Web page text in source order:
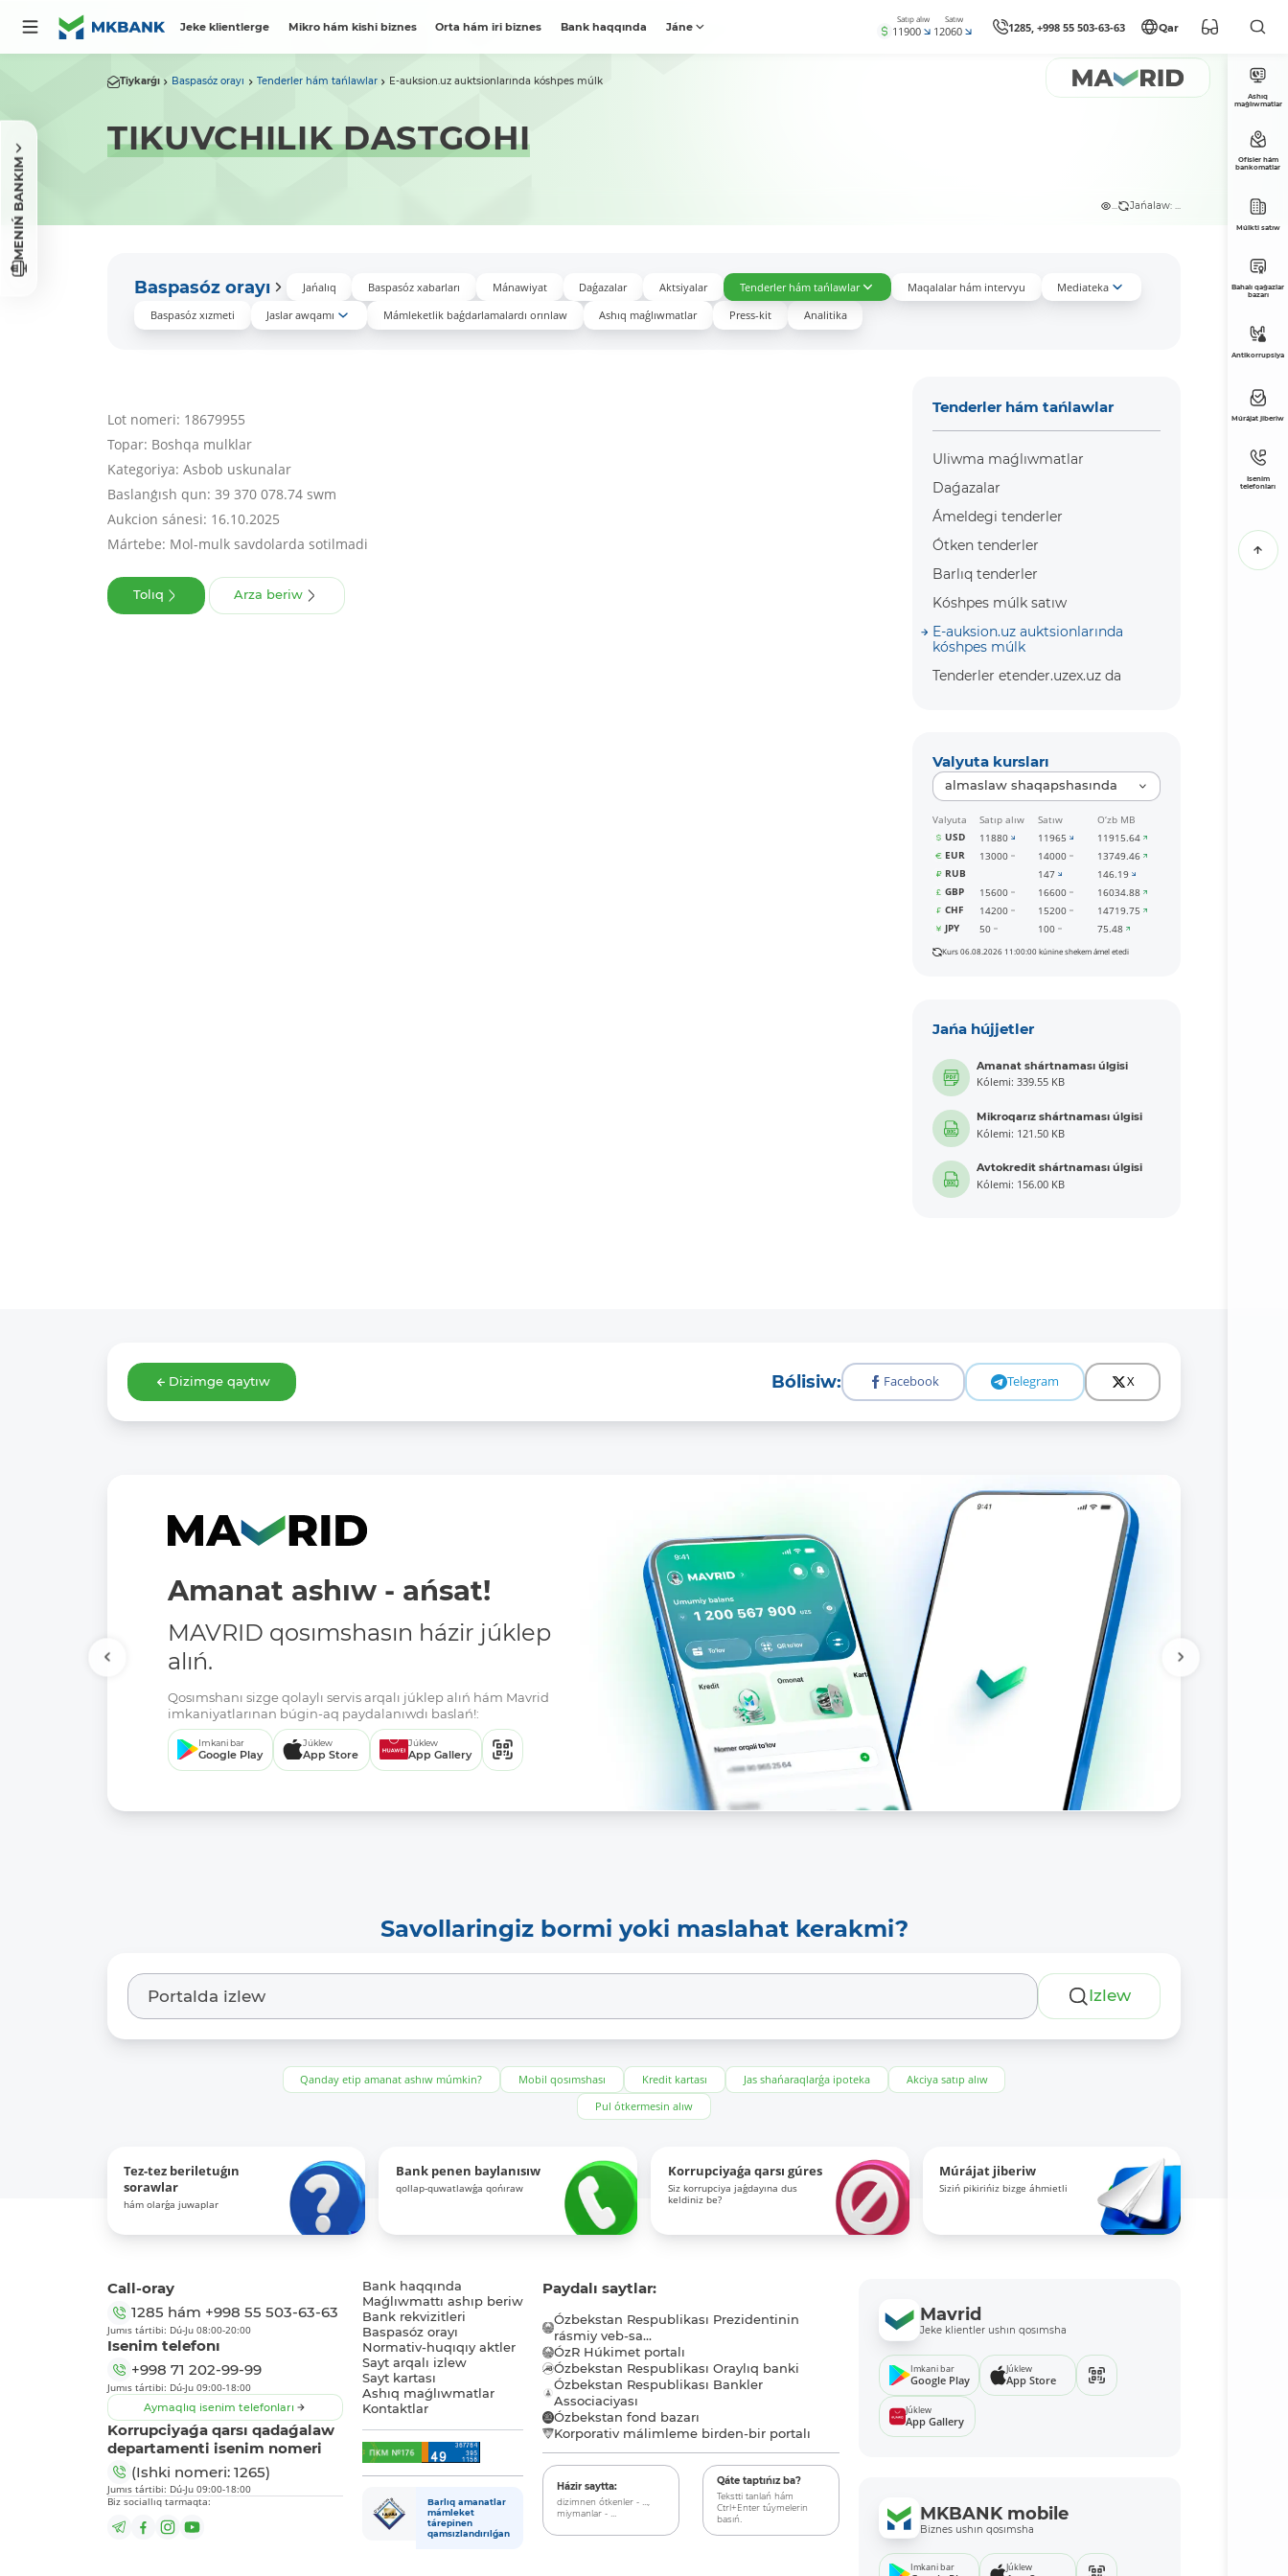
Jeke klientlerge Mikro hám kishi biznes Orta hám iri biznes Bank haqqında Jáne
Satıp alıw
11900
Satıw
12060 1285, +998 55 503-63-63 Qar
MENIŃ BANKIM
Tiykarǵı Baspasóz orayı Tenderler hám tańlawlar E-auksion.uz auktsionlarında kóshpes múlk
TIKUVCHILIK DASTGOHI
... Jańalaw: ...
Baspasóz orayı Jańalıq Baspasóz xabarları Mánawiyat Daǵazalar Aktsiyalar Tenderler hám tańlawlar Maqalalar hám intervyu
Mediateka
Baspasóz xızmeti
Jaslar awqamı Mámleketlik baǵdarlamalardı orınlaw Ashıq maǵlıwmatlar Press-kit Analitika
Lot nomeri: 18679955
Topar: Boshqa mulklar
Kategoriya: Asbob uskunalar
Baslanǵısh qun: 39 370 078.74 swm
Aukcion sánesi: 16.10.2025
Mártebe: Mol-mulk savdolarda sotilmadi
Tolıq Arza beriw
Tenderler hám tańlawlar
Uliwma maǵlıwmatlar
Daǵazalar
Ámeldegi tenderler
Ótken tenderler
Barlıq tenderler
Kóshpes múlk satıw
E-auksion.uz auktsionlarında
kóshpes múlk
Tenderler etender.uzex.uz da
Valyuta kursları
almaslaw shaqapshasında
Valyuta Satıp alıw Satıw
O‘zb MB
USD
11880 11965
11915.64
EUR
13000 14000
13749.46
RUB
147
146.19
GBP
15600 16600
16034.88
CHF
14200 15200
14719.75
JPY
50 100 75.48
Kurs 06.08.2026 11:00:00 kúnine shekem ámel etedi
Jańa hújjetler
Amanat shártnaması úlgisi
Kólemi: 339.55 KB
Mikroqarız shártnaması úlgisi
Kólemi: 121.50 KB
Avtokredit shártnaması úlgisi
Kólemi: 156.00 KB
Dizimge qaytıw Bólisiw: Facebook Telegram X
Amanat ashıw - ańsat!
MAVRID qosımshasın házir júklep
alıń.
Qosımshanı sizge qolaylı servis arqalı júklep alıń hám Mavrid
imkaniyatlarınan búgin-aq paydalanıwdı baslań!:
Imkani bar
Google Play
Júklew
App Store
Júklew
App Gallery
Savollaringiz bormi yoki maslahat kerakmi?
Izlew
Qanday etip amanat ashıw múmkin? Mobil qosımshası Kredit kartası Jas shańaraqlarǵa ipoteka
Akciya satıp alıw
Pul ótkermesin alıw
Tez-tez beriletuǵın
sorawlar
hám olarǵa juwaplar
Bank penen baylanısıw
qollap-quwatlawǵa qońıraw
Korrupciyaǵa qarsı gúres
Siz korrupciya jaǵdayına dus
keldiniz be?
Múrájat jiberiw
Siziń pikirińiz bizge áhmietli
Ashıq
maǵlıwmatlar
Ofisler hám
bankomatlar
Múlkti satıw
Bahalı qaǵazlar
bazarı
Antikorrupsiya
Múrájat jiberiw
Isenim
telefonları
Call-oray
1285 hám +998 55 503-63-63
Jumıs tártibi: Dú-Ju 08:00-20:00
Isenim telefonı
+998 71 202-99-99
Jumıs tártibi: Dú-Ju 09:00-18:00
Aymaqlıq isenim telefonları
Korrupciyaǵa qarsı qadaǵalaw
departamenti isenim nomeri
(Ishki nomeri: 1265)
Jumıs tártibi: Dú-Ju 09:00-18:00
Biz sociallıq tarmaqta:
Bank haqqında
Maǵlıwmattı ashıp beriw
Bank rekvizitleri
Baspasóz orayı
Normativ-huqıqıy aktler
Sayt arqalı izlew
Sayt kartası
Ashıq maǵlıwmatlar
Kontaktlar
Barlıq amanatlar
mámleket
tárepinen
qamsızlandırılǵan
Paydalı saytlar:
Ózbekstan Respublikası Prezidentinin
rásmiy veb-sa...
ÓzR Húkimet portalı
Ózbekstan Respublikası Oraylıq banki
Ózbekstan Respublikası Bankler
Associaciyası
Ózbekstan fond bazarı
Korporativ málimleme birden-bir portalı
Házir saytta:
dizimnen ótkenler - ...,
miymanlar - ...
Qáte taptıńız ba?
Tekstti tanlań hám
Ctrl+Enter túymelerin
basıń.
Mavrid
Jeke klientler ushın qosımsha
Imkani bar
Google Play
Júklew
App Store
Júklew
App Gallery
MKBANK mobile
Biznes ushın qosımsha
Imkani bar Júklew